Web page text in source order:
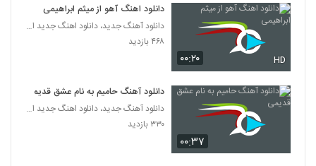
۰۰:۲۰ HD
دانلود اهنگ آهو از میثم ابراهیمی
دانلود آهنگ جدید، دانلود اهنگ جدید ایرانی
۴۶۸ بازدید
۰۰:۳۷
دانلود آهنگ حامیم به نام عشق قدیمی
دانلود آهنگ جدید، دانلود اهنگ جدید ایرانی
۳۳۰ بازدید